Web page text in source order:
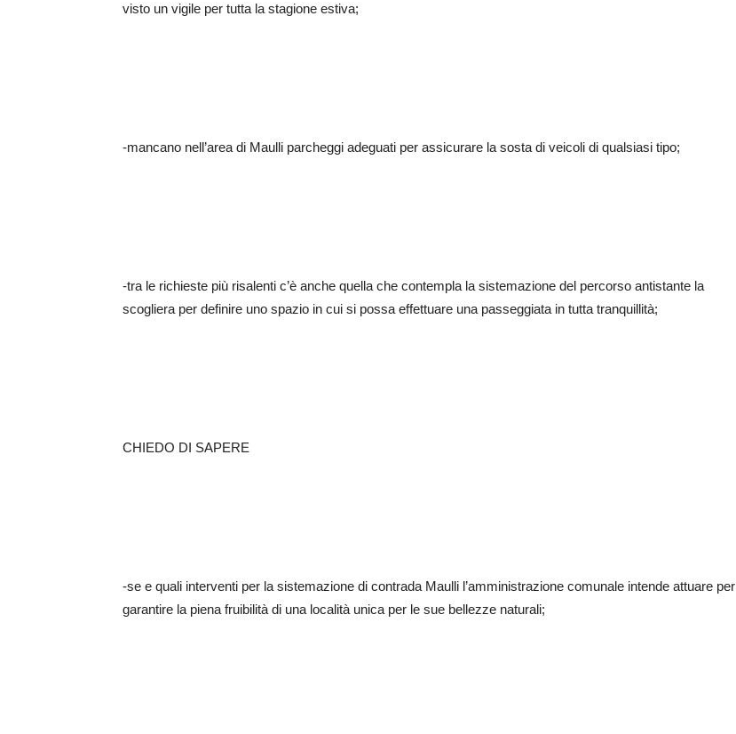
visto un vigile per tutta la stagione estiva;
-mancano nell’area di Maulli parcheggi adeguati per assicurare la sosta di veicoli di qualsiasi tipo;
-tra le richieste più risalenti c’è anche quella che contempla la sistemazione del percorso antistante la
scogliera per definire uno spazio in cui si possa effettuare una passeggiata in tutta tranquillità;
CHIEDO DI SAPERE
-se e quali interventi per la sistemazione di contrada Maulli l’amministrazione comunale intende attuare per
garantire la piena fruibilità di una località unica per le sue bellezze naturali;